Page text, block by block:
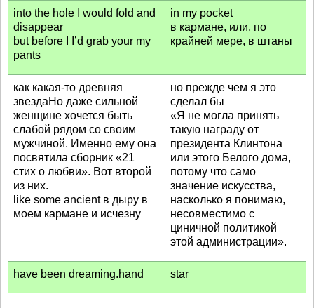
into the hole I would fold and
disappear
but before I I’d grab your my
pants
in my pocket
в кармане, или, по
крайней мере, в штаны
как какая-то древняя
звездаНо даже сильной
женщине хочется быть
слабой рядом со своим
мужчиной. Именно ему она
посвятила сборник «21
стих о любви». Вот второй
из них.
like some ancient в дыру в
моем кармане и исчезну
но прежде чем я это
сделал бы
«Я не могла принять
такую награду от
президента Клинтона
или этого Белого дома,
потому что само
значение искусства,
насколько я понимаю,
несовместимо с
циничной политикой
этой администрации».
have been dreaming.hand star